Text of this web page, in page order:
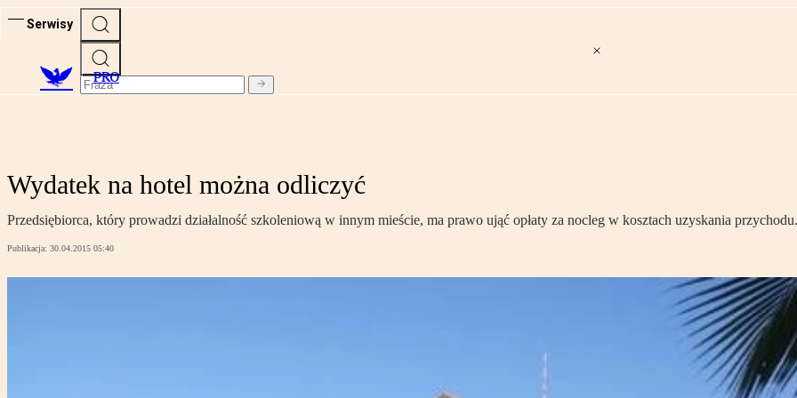
Serwisy
PRO
Wydatek na hotel można odliczyć
Przedsiębiorca, który prowadzi działalność szkoleniową w innym mieście, ma prawo ująć opłaty za nocleg w kosztach uzyskania przychodu.
Publikacja: 30.04.2015 05:40